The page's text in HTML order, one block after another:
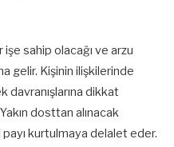
işe sahip olacağı ve arzu
gelir. Kişinin ilişkilerinde
davranışlarına dikkat
dosttan alınacak
payı kurtulmaya delalet eder.